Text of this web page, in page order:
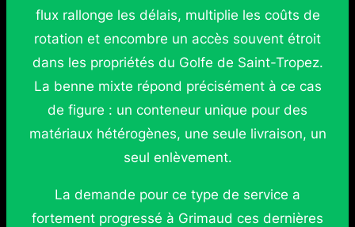
flux rallonge les délais, multiplie les coûts de
rotation et encombre un accès souvent étroit
dans les propriétés du Golfe de Saint-Tropez.
La benne mixte répond précisément à ce cas
de figure : un conteneur unique pour des
matériaux hétérogènes, une seule livraison, un
seul enlèvement.
La demande pour ce type de service a
fortement progressé à Grimaud ces dernières